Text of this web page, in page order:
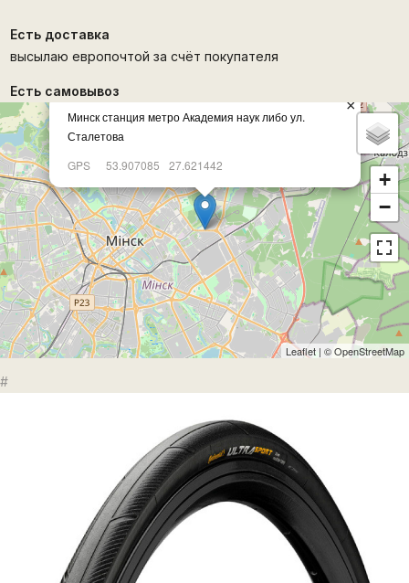
Есть доставка
высылаю европочтой за счёт покупателя
Есть самовывоз
Минск станция метро Академия наук либо ул.
Сталетова
GPS
53.907085 27.621442
×
+
−
Leaflet | ©OpenStreetMap
#